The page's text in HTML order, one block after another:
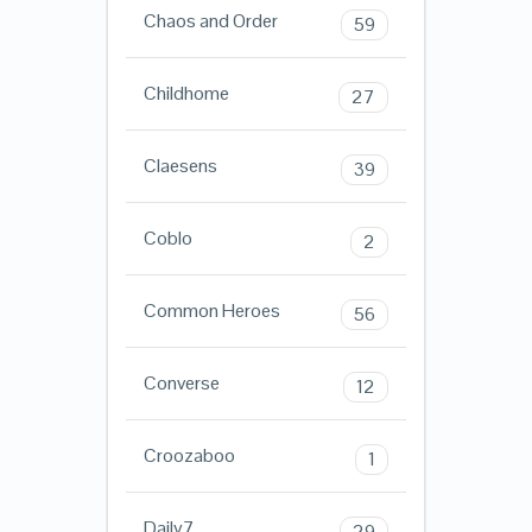
Chaos and Order 59
Childhome 27
Claesens 39
Coblo 2
Common Heroes 56
Converse 12
Croozaboo 1